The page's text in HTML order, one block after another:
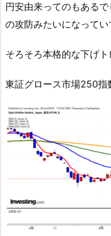
円安由来ってのもある
の攻防みたいになってい
そろそろ本格的な下げト
東証グロース市場250指